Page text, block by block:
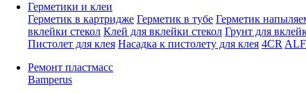
Герметики и клеи
Герметик в картридже Герметик в тубе Герметик
вклейки стекол Клей для вклейки стекол Грунт для
Пистолет для клея Насадка к пистолету для клея 4CR
Ремонт пластмасс
Bamperus